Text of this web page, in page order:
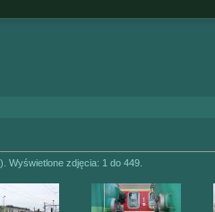
Wyświetlone zdjęcia: 1 do 449.